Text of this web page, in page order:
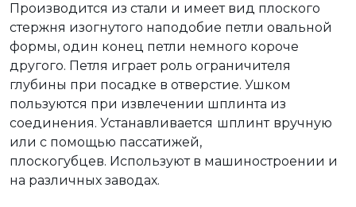
Производится из стали и имеет вид плоского
стержня изогнутого наподобие петли овальной
формы, один конец петли немного короче
другого. Петля играет роль ограничителя
глубины при посадке в отверстие. Ушком
пользуются при извлечении шплинта из
соединения. Устанавливается шплинт вручную
или с помощью пассатижей,
плоскогубцев. Используют в машиностроении и
на различных заводах.